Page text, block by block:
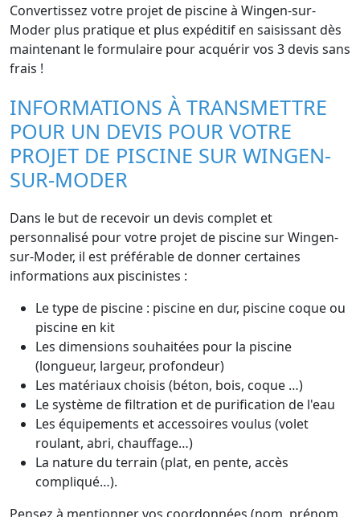
Convertissez votre projet de piscine à Wingen-sur-
Moder plus pratique et plus expéditif en saisissant dès
maintenant le formulaire pour acquérir vos 3 devis sans
frais !
INFORMATIONS À TRANSMETTRE
POUR UN DEVIS POUR VOTRE
PROJET DE PISCINE SUR WINGEN-
SUR-MODER
Dans le but de recevoir un devis complet et
personnalisé pour votre projet de piscine sur Wingen-
sur-Moder, il est préférable de donner certaines
informations aux piscinistes :
Le type de piscine : piscine en dur, piscine coque ou
piscine en kit
Les dimensions souhaitées pour la piscine
(longueur, largeur, profondeur)
Les matériaux choisis (béton, bois, coque …)
Le système de filtration et de purification de l'eau
Les équipements et accessoires voulus (volet
roulant, abri, chauffage…)
La nature du terrain (plat, en pente, accès
compliqué…).